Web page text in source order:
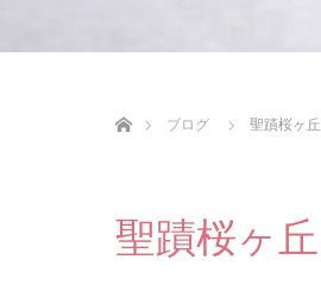
ブログ
聖蹟桜ヶ丘
聖蹟桜ヶ丘